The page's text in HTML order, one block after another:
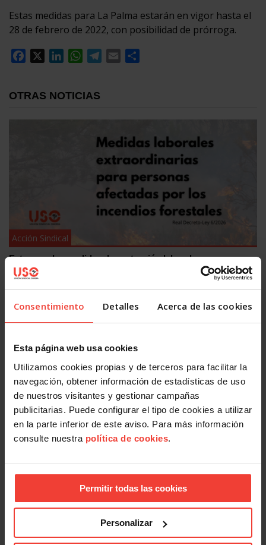
Consentimiento Detalles Acerca de las cookies
Esta página web usa cookies
Utilizamos cookies propias y de terceros para facilitar la
navegación, obtener información de estadísticas de uso
de nuestros visitantes y gestionar campañas
publicitarias. Puede configurar el tipo de cookies a utilizar
en la parte inferior de este aviso. Para más información
consulte nuestra política de cookies.
Permitir todas las cookies
Personalizar
Estas medidas para La Palma estarán en vigor hasta el
28 de febrero de 2022, con posibilidad de prórroga.
Facebook
LinkedInWhatsApp
Telegram
Email
OTRAS NOTICIAS
Acción Sindical
Estas son las medidas de protección laboral para personas
afectadas por los incendios
30 JULIO, 2026
Acción Sindical
¿Quieres presentarte con USO a las elecciones sindicales?
Te contamos cómo